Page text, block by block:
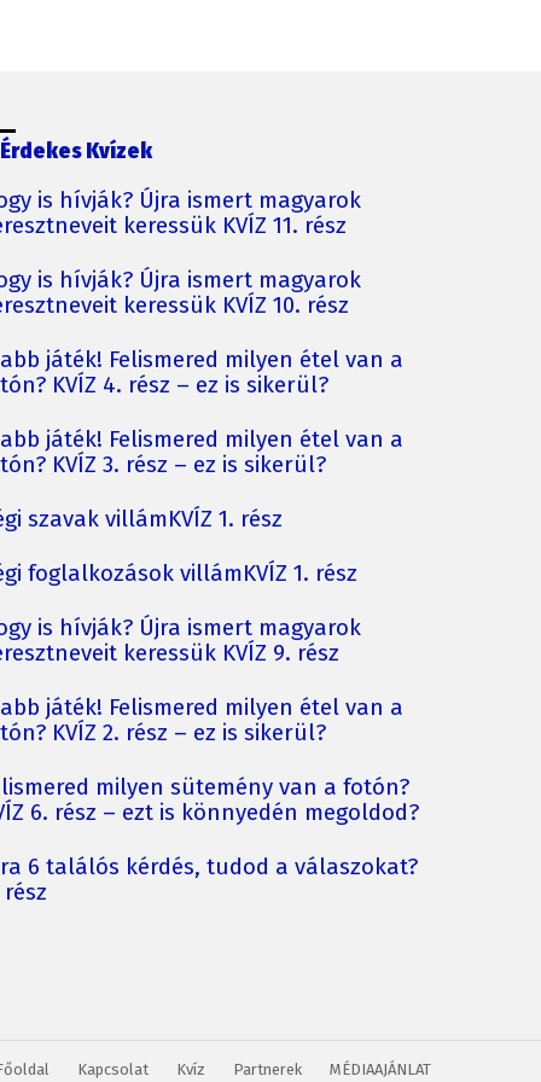
Érdekes Kvízek
is hívják? Újra ismert magyarok
keressük KVÍZ 11. rész
is hívják? Újra ismert magyarok
keressük KVÍZ 10. rész
játék! Felismered milyen étel van a
KVÍZ 4. rész – ez is sikerül?
játék! Felismered milyen étel van a
KVÍZ 3. rész – ez is sikerül?
szavak villámKVÍZ 1. rész
foglalkozások villámKVÍZ 1. rész
is hívják? Újra ismert magyarok
keressük KVÍZ 9. rész
játék! Felismered milyen étel van a
KVÍZ 2. rész – ez is sikerül?
milyen sütemény van a fotón?
6. rész – ezt is könnyedén megoldod?
6 találós kérdés, tudod a válaszokat?
Kapcsolat Kvíz Partnerek MÉDIAAJÁNLAT